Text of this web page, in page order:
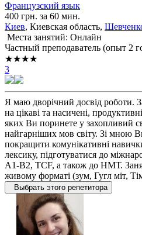
Французский язык
400 грн. за 60 мин.
Киев, Киевская область,
Места занятий: Онлайн
Частный преподаватель (опыт 2
★★★★
3
Я маю дворічний досвід роботи.
на цікаві та насичені,
яких Ви поринете у захопливий
найгарніших мов світу. Зі мною
покращити комунікативні
лексику, підготуватися до
A1-B2, TCF, а також до НМТ.
живому форматі (зум, Гугл міт,
Выбрать этого репетитора